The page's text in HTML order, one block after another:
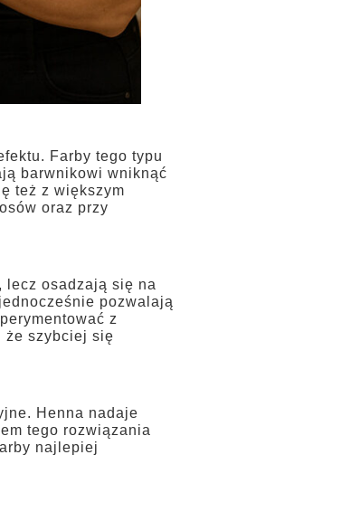
Farby tego typu
barwnikowi wniknąć
też z większym
oraz przy
lecz osadzają się na
pozwalają
z
że szybciej się
Henna nadaje
tego rozwiązania
najlepiej